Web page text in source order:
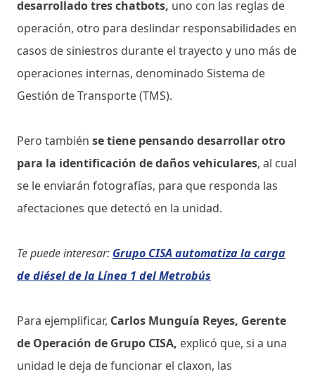
desarrollado tres chatbots, uno con las reglas de
operación, otro para deslindar responsabilidades en
casos de siniestros durante el trayecto y uno más de
operaciones internas, denominado Sistema de
Gestión de Transporte (TMS).
Pero también se tiene pensando desarrollar otro
para la identificación de daños vehiculares, al cual
se le enviarán fotografías, para que responda las
afectaciones que detectó en la unidad.
Te puede interesar: Grupo CISA automatiza la carga
de diésel de la Línea 1 del Metrobús
Para ejemplificar, Carlos Munguía Reyes, Gerente
de Operación de Grupo CISA, explicó que, si a una
unidad le deja de funcionar el claxon, las